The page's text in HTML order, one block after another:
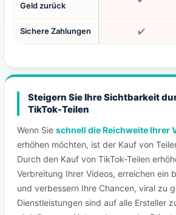
Geld zurück
Sichere Zahlungen ✔️
Steigern Sie Ihre Sichtbarkeit
TikTok-Teilen
Wenn Sie schnell die Reichweite Ihrer
erhöhen möchten, ist der Kauf von
Durch den Kauf von TikTok-Teilen
Verbreitung Ihrer Videos, erreichen ein
und verbessern Ihre Chancen, viral zu
Dienstleistungen sind auf alle Ersteller